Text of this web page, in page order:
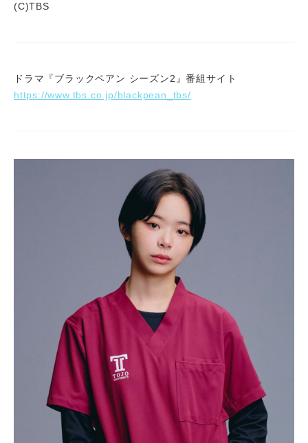
(C)TBS
ドラマ『ブラックペアン シーズン2』番組サイト
https://www.tbs.co.jp/blackpean_tbs/